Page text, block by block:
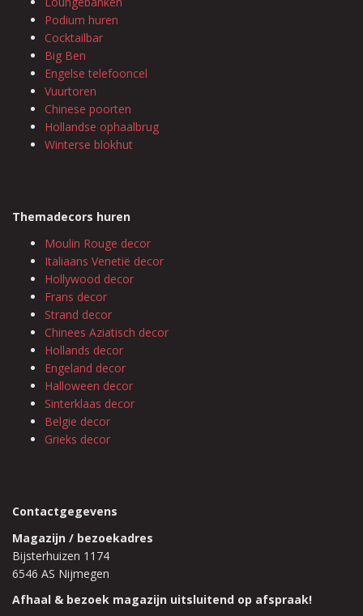
Podium huren
Cocktailbar
Big Ben
Engelse telefooncel
Vuurtoren
Chinese poorten
Hollandse ophaalbrug
Winterse blokhut
Themadecors huren
Moulin Rouge decor
Italiaans Venetië decor
Hollywood decor
Frans decor
Strand decor
Chinees Aziatisch decor
Hollands decor
Engeland decor
Halloween decor
Sinterklaas decor
Belgie decor
Grieks decor
Contactgegevens
Magazijn / bezoekadres
Bijsterhuizen 1174
6546 AS Nijmegen
Afhaal & bezoek magazijn uitsluitend op afspraak!